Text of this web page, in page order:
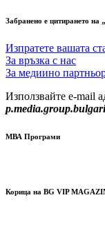
Забранено е цитирането на
Изпратете вашата
За връзка с нас
За медиино
Използвайте e-mail
МВА Програми
Корица на BG VIP